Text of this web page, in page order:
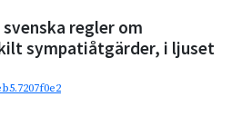
regler om
sympatiåtgärder, i ljuset